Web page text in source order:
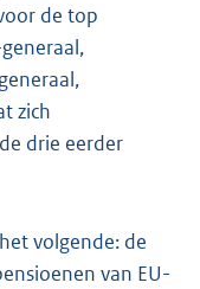
de top
zich
drie eerder
volgende: de
van EU-